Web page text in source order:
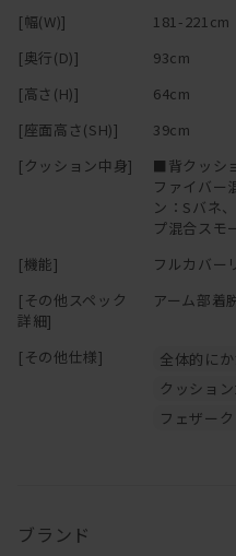
柔らかくクタっと変化し、まる
ります。
変化していく姿を楽しむことが
[幅(W)]
181-221cm
[奥行(D)]
93cm
[高さ(H)]
64cm
[座面高さ(SH)]
39cm
[クッション中身]
■背クッシ
ファイバー
ン：Sバネ
プ混合スモ
[機能]
フルカバー
[その他スペック
詳細]
アーム部着
[その他仕様] 全体的に
クッショ
フェザー
ブランド